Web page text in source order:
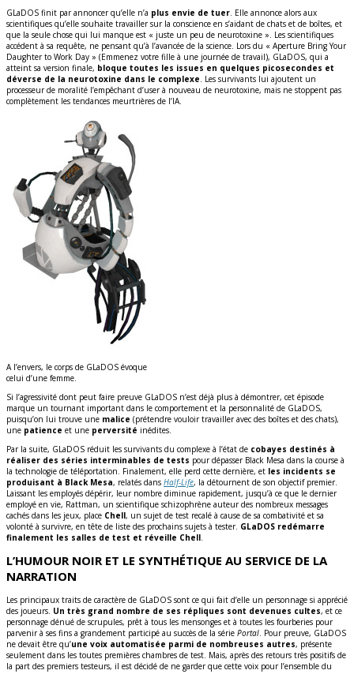
GLaDOS finit par annoncer qu’elle n’a plus envie de tuer. Elle annonce alors aux
scientifiques qu’elle souhaite travailler sur la conscience en s’aidant de chats et de boîtes, et
que la seule chose qui lui manque est « juste un peu de neurotoxine ». Les scientifiques
accédent à sa requête, ne pensant qu’à l’avancée de la science. Lors du « Aperture Bring Your
Daughter to Work Day » (Emmenez votre fille à une journée de travail), GLaDOS, qui a
atteint sa version finale, bloque toutes les issues en quelques picosecondes et
déverse de la neurotoxine dans le complexe. Les survivants lui ajoutent un
processeur de moralité l’empêchant d’user à nouveau de neurotoxine, mais ne stoppent pas
complètement les tendances meurtrières de l’IA.
A l’envers, le corps de GLaDOS évoque
celui d’une femme.
Si l’agressivité dont peut faire preuve GLaDOS n’est déjà plus à démontrer, cet épisode
marque un tournant important dans le comportement et la personnalité de GLaDOS,
puisqu’on lui trouve une malice (prétendre vouloir travailler avec des boîtes et des chats),
une patience et une perversité inédites.
Par la suite, GLaDOS réduit les survivants du complexe à l’état de cobayes destinés à
réaliser des séries interminables de tests pour dépasser Black Mesa dans la course à
la technologie de téléportation. Finalement, elle perd cette dernière, et les incidents se
produisant à Black Mesa, relatés dans Half-Life, la détournent de son objectif premier.
Laissant les employés dépérir, leur nombre diminue rapidement, jusqu’à ce que le dernier
employé en vie, Rattman, un scientifique schizophrène auteur des nombreux messages
cachés dans les jeux, place Chell, un sujet de test recalé à cause de sa combativité et sa
volonté à survivre, en tête de liste des prochains sujets à tester. GLaDOS redémarre
finalement les salles de test et réveille Chell.
L’HUMOUR NOIR ET LE SYNTHÉTIQUE AU SERVICE DE LA
NARRATION
Les principaux traits de caractère de GLaDOS sont ce qui fait d’elle un personnage si apprécié
des joueurs. Un très grand nombre de ses répliques sont devenues cultes, et ce
personnage dénué de scrupules, prêt à tous les mensonges et à toutes les fourberies pour
parvenir à ses fins a grandement participé au succès de la série Portal. Pour preuve, GLaDOS
ne devait être qu’une voix automatisée parmi de nombreuses autres, présente
seulement dans les toutes premières chambres de test. Mais, après des retours très positifs de
la part des premiers testeurs, il est décidé de ne garder que cette voix pour l’ensemble du